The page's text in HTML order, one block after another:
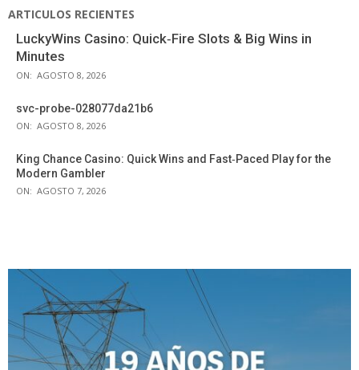
ARTICULOS RECIENTES
LuckyWins Casino: Quick‑Fire Slots & Big Wins in
Minutes
ON: AGOSTO 8, 2026
svc-probe-028077da21b6
ON: AGOSTO 8, 2026
King Chance Casino: Quick Wins and Fast‑Paced Play for the
Modern Gambler
ON: AGOSTO 7, 2026